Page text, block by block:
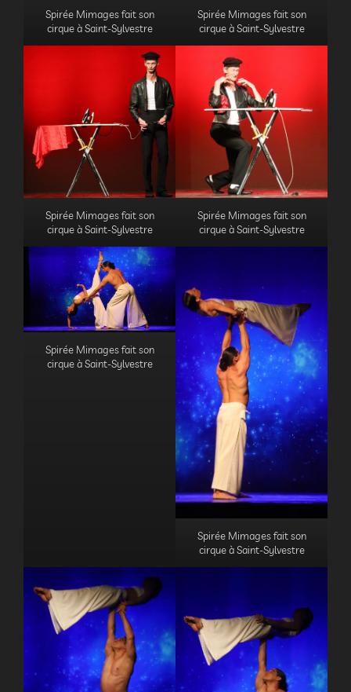
Spirée Mimages fait son
cirque à Saint-Sylvestre
Spirée Mimages fait son
cirque à Saint-Sylvestre
Spirée Mimages fait son
cirque à Saint-Sylvestre
Spirée Mimages fait son
cirque à Saint-Sylvestre
Spirée Mimages fait son
cirque à Saint-Sylvestre
Spirée Mimages fait son
cirque à Saint-Sylvestre